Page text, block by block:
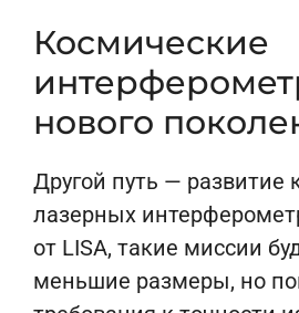
Космические
нового
Другой путь — развитие
лазерных
от LISA, такие миссии
меньшие размеры, но